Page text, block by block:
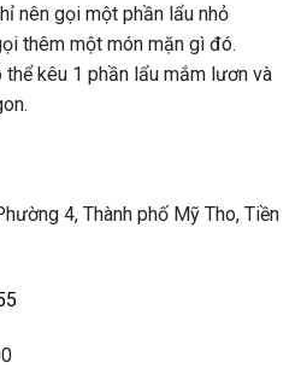
nên gọi một phần lẩu nhỏ
thêm một món mặn gì đó.
thể kêu 1 phần lẩu mắm lươn và
4, Thành phố Mỹ Tho, Tiền